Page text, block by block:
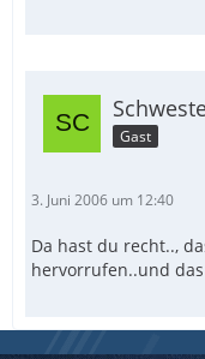
Gast
3. Juni 2006 um 12:40
Da hast du recht..,
hervorrufen..und